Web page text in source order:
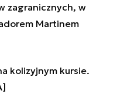
zagranicznych, w
Martinem
kolizyjnym kursie.